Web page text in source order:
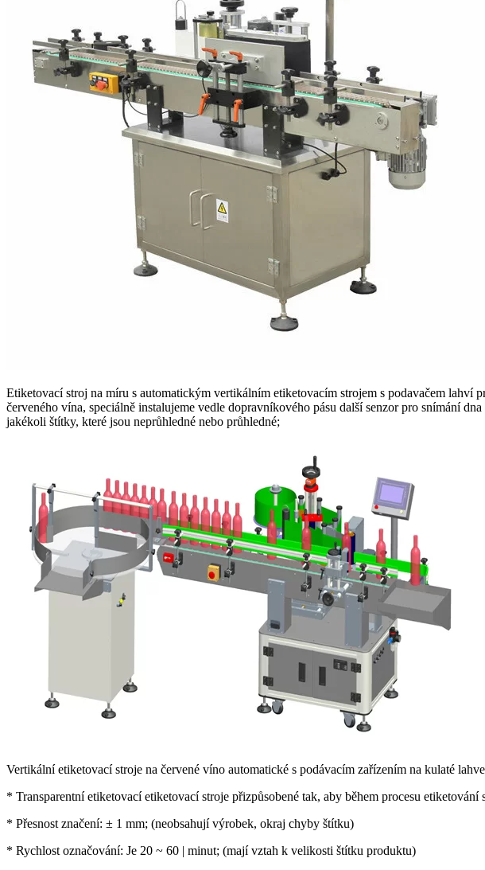
Etiketovací stroj na míru s automatickým vertikálním etiketovacím strojem s podavačem
červeného vína, speciálně instalujeme vedle dopravníkového pásu další senzor pro snímání
jakékoli štítky, které jsou neprůhledné nebo průhledné;
Vertikální etiketovací stroje na červené víno automatické s podávacím zařízením na kulaté
* Transparentní etiketovací etiketovací stroje přizpůsobené tak, aby během procesu
* Přesnost značení: ± 1 mm; (neobsahují výrobek, okraj chyby štítku)
* Rychlost označování: Je 20 ~ 60 | minut; (mají vztah k velikosti štítku produktu)